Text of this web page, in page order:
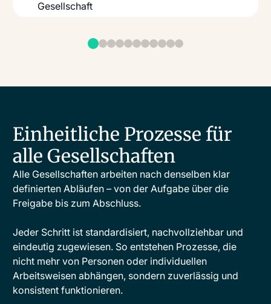
Einheitliche Prozesse für
alle Gesellschaften
Alle Gesellschaften arbeiten nach denselben klar
definierten Abläufen – von der Aufgabe über die
Freigabe bis zum Abschluss.
Jeder Schritt ist standardisiert, nachvollziehbar und
eindeutig zugewiesen. So entstehen Prozesse, die
nicht mehr von Personen oder individuellen
Arbeitsweisen abhängen, sondern zuverlässig und
konsistent funktionieren.